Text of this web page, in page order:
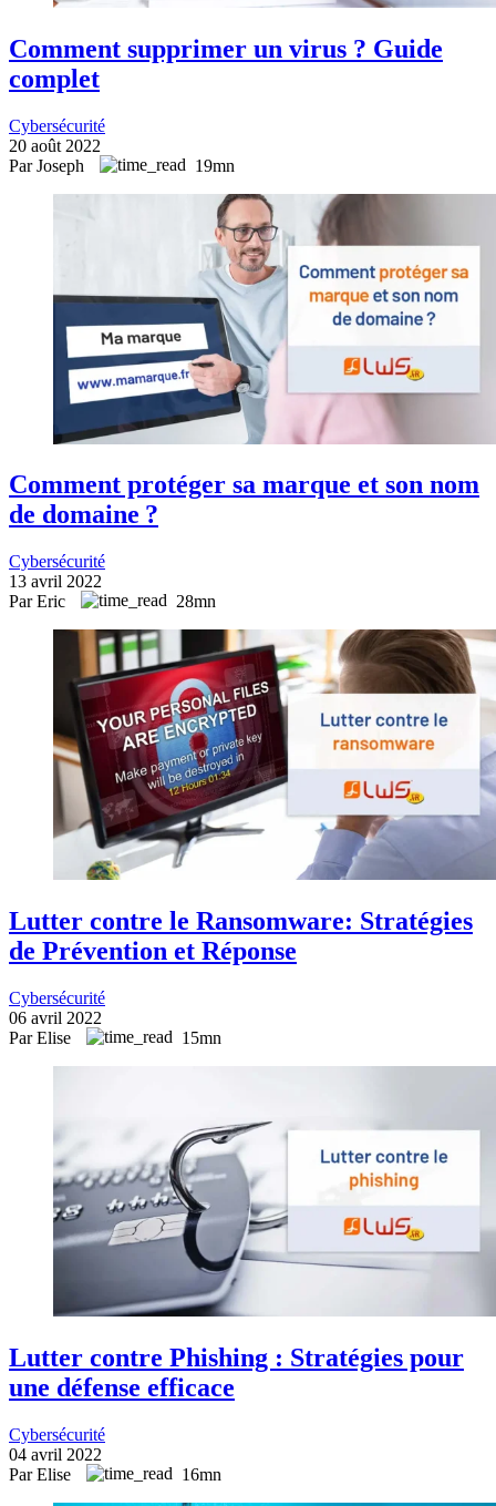
Comment supprimer un virus ? Guide
complet
Cybersécurité
20 août 2022
Par Joseph
19mn
Comment protéger sa marque et son nom
de domaine ?
Cybersécurité
13 avril 2022
Par Eric
28mn
Lutter contre le Ransomware: Stratégies
de Prévention et Réponse
Cybersécurité
06 avril 2022
Par Elise
15mn
Lutter contre Phishing : Stratégies pour
une défense efficace
Cybersécurité
04 avril 2022
Par Elise
16mn